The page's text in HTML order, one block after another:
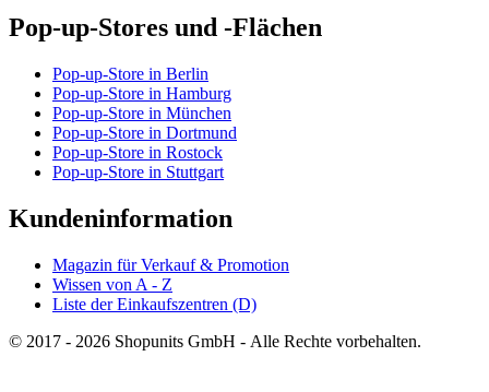
Pop-up-Stores und -Flächen
Pop-up-Store in Berlin
Pop-up-Store in Hamburg
Pop-up-Store in München
Pop-up-Store in Dortmund
Pop-up-Store in Rostock
Pop-up-Store in Stuttgart
Kundeninformation
Magazin für Verkauf & Promotion
Wissen von A - Z
Liste der Einkaufszentren (D)
© 2017 - 2026 Shopunits GmbH - Alle Rechte vorbehalten.